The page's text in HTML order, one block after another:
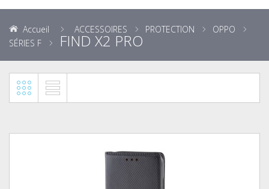
Accueil ACCESSOIRES PROTECTION
OPPO
SÉRIES F
FIND X2 PRO